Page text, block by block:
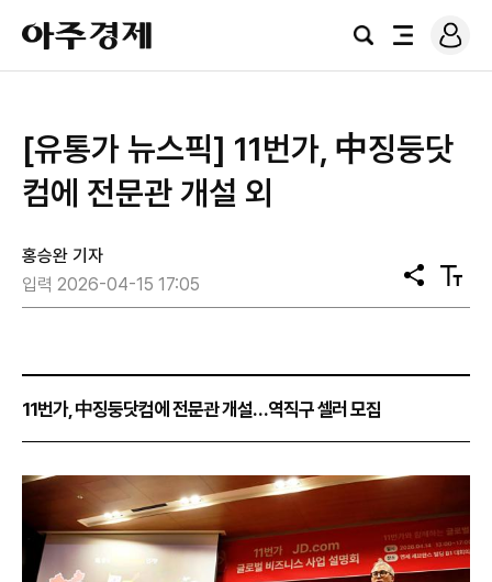
아
주
경
검
전
로
그
[유통가 뉴스픽] 11번가, 中징둥닷
컴에 전문관 개설 외
홍승완 기자
입력 2026-04-15 17:05
공
유
텍
스
11번가, 中징둥닷컴에 전문관 개설…역직구 셀러 모집